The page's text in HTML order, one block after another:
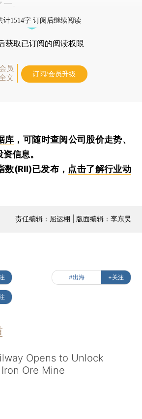
。
计1514字 订阅后继续阅读
获取已订阅的阅读权限
员
文
订阅/会员升级
库 ，可随时查阅公司股价走势、
信息。
数(RII)已发布， 点击了解行业动
责任编辑：屈运栩 | 版面编辑：李东昊
#出海 +关注
Opens to Unlock
Ore Mine